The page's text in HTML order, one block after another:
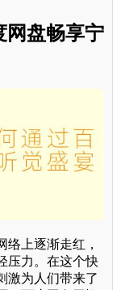
网盘畅享宁
上逐渐走红，
压力。在这个快
激为人们带来了